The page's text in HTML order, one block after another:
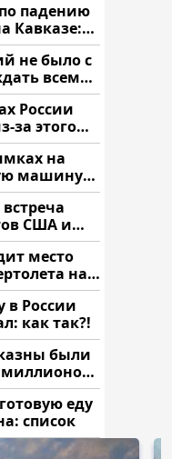
падению
Кавказе:
не было с
всем
России
за этого
купить?
на
машину
США и
место
на
в России
как так?!
были
еду
список